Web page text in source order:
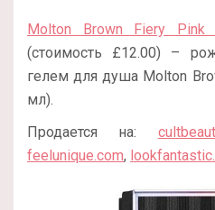
Molton Brown Fiery Pink
(стоимость £12.00) –
гелем для душа Molton
мл).
Продается на:
feelunique.com,